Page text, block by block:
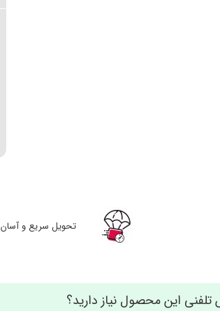
تحویل سریع و آسان
این محصول نیاز دارید؟